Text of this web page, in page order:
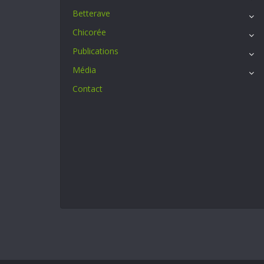
Betterave
Chicorée
Publications
Média
Contact